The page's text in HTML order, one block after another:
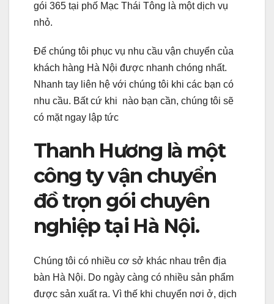
gói 365 tại phố Mạc Thái Tông là một dịch vụ
nhỏ.
Để chúng tôi phục vụ nhu cầu vận chuyển của
khách hàng Hà Nội được nhanh chóng nhất.
Nhanh tay liên hệ với chúng tôi khi các bạn có
nhu cầu. Bất cứ khi nào bạn cần, chúng tôi sẽ
có mặt ngay lập tức
Thanh Hương là một
công ty vận chuyển
đồ trọn gói chuyên
nghiệp tại Hà Nội.
Chúng tôi có nhiều cơ sở khác nhau trên địa
bàn Hà Nội. Do ngày càng có nhiều sản phẩm
được sản xuất ra. Vì thế khi chuyển nơi ở, dịch